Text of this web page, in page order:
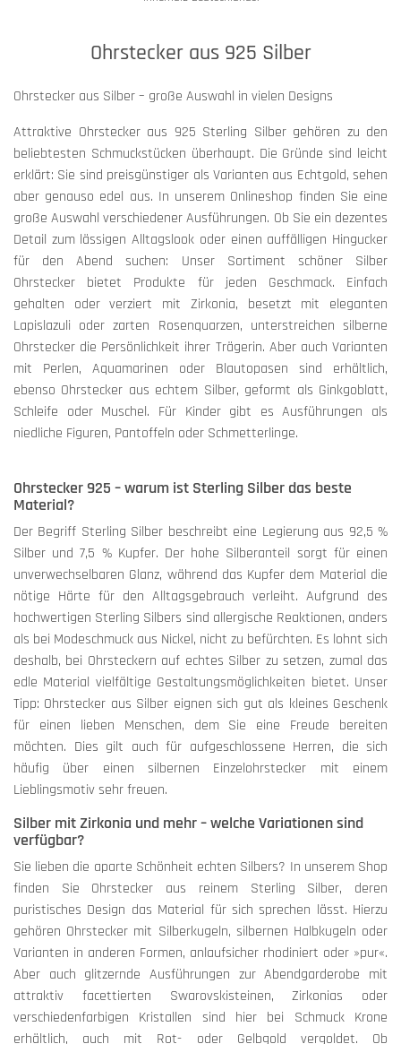
Ohrstecker aus 925 Silber
Ohrstecker aus Silber – große Auswahl in vielen Designs
Attraktive Ohrstecker aus 925 Sterling Silber gehören zu den
beliebtesten Schmuckstücken überhaupt. Die Gründe sind leicht
erklärt: Sie sind preisgünstiger als Varianten aus Echtgold, sehen
aber genauso edel aus. In unserem Onlineshop finden Sie eine
große Auswahl verschiedener Ausführungen. Ob Sie ein dezentes
Detail zum lässigen Alltagslook oder einen auffälligen Hingucker
für den Abend suchen: Unser Sortiment schöner Silber
Ohrstecker bietet Produkte für jeden Geschmack. Einfach
gehalten oder verziert mit Zirkonia, besetzt mit eleganten
Lapislazuli oder zarten Rosenquarzen, unterstreichen silberne
Ohrstecker die Persönlichkeit ihrer Trägerin. Aber auch Varianten
mit Perlen, Aquamarinen oder Blautopasen sind erhältlich,
ebenso Ohrstecker aus echtem Silber, geformt als Ginkgoblatt,
Schleife oder Muschel. Für Kinder gibt es Ausführungen als
niedliche Figuren, Pantoffeln oder Schmetterlinge.
Ohrstecker 925 – warum ist Sterling Silber das beste
Material?
Der Begriff Sterling Silber beschreibt eine Legierung aus 92,5 %
Silber und 7,5 % Kupfer. Der hohe Silberanteil sorgt für einen
unverwechselbaren Glanz, während das Kupfer dem Material die
nötige Härte für den Alltagsgebrauch verleiht. Aufgrund des
hochwertigen Sterling Silbers sind allergische Reaktionen, anders
als bei Modeschmuck aus Nickel, nicht zu befürchten. Es lohnt sich
deshalb, bei Ohrsteckern auf echtes Silber zu setzen, zumal das
edle Material vielfältige Gestaltungsmöglichkeiten bietet. Unser
Tipp: Ohrstecker aus Silber eignen sich gut als kleines Geschenk
für einen lieben Menschen, dem Sie eine Freude bereiten
möchten. Dies gilt auch für aufgeschlossene Herren, die sich
häufig über einen silbernen Einzelohrstecker mit einem
Lieblingsmotiv sehr freuen.
Silber mit Zirkonia und mehr – welche Variationen sind
verfügbar?
Sie lieben die aparte Schönheit echten Silbers? In unserem Shop
finden Sie Ohrstecker aus reinem Sterling Silber, deren
puristisches Design das Material für sich sprechen lässt. Hierzu
gehören Ohrstecker mit Silberkugeln, silbernen Halbkugeln oder
Varianten in anderen Formen, anlaufsicher rhodiniert oder »pur«.
Aber auch glitzernde Ausführungen zur Abendgarderobe mit
attraktiv facettierten Swarovskisteinen, Zirkonias oder
verschiedenfarbigen Kristallen sind hier bei Schmuck Krone
erhältlich, auch mit Rot- oder Gelbgold vergoldet. Ob